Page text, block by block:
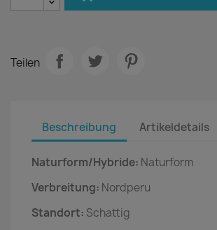
Teilen
Beschreibung Artikeldetails
Naturform/Hybride: Naturform
Verbreitung: Nordperu
Standort: Schattig